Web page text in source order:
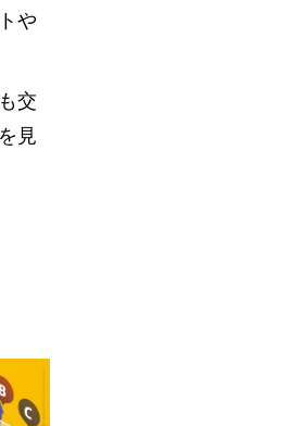
や
交
見